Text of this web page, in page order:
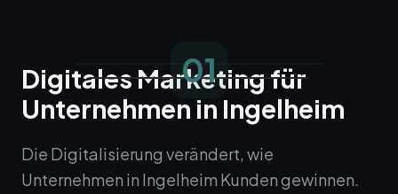
01
Digitales Marketing für
Unternehmen in Ingelheim
Die Digitalisierung verändert, wie
Unternehmen in Ingelheim Kunden gewinnen.